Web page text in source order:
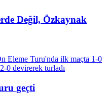
Değil, Özkaynak
geçti